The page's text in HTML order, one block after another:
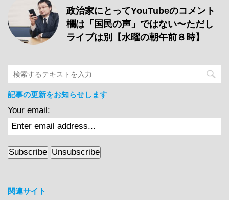
政治家にとってYouTubeのコメント
欄は「国民の声」ではない〜ただし
ライブは別【水曜の朝午前８時】
記事の更新をお知らせします
Your email:
関連サイト